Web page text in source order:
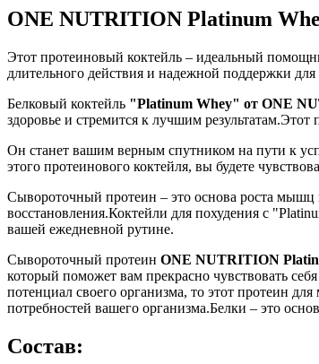
ONE NUTRITION Platinum
Этот протеиновый коктейль – идеальный
длительного действия и надежной поддержки
Белковый коктейль "Platinum Whey" от ONE
здоровье и стремится к лучшим
Он станет вашим верным спутником на пути к
этого протеинового коктейля, вы будете
Сывороточный протеин – это основа роста мышц
восстановления.Коктейли для похудения с
вашей ежедневной рутине.
Сывороточный протеин ONE NUTRITION
который поможет вам прекрасно чувствовать
потенциал своего организма, то этот протеин
потребностей вашего организма.Белки – это
Состав: